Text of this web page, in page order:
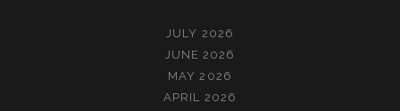
JULY 2026
JUNE 2026
MAY 2026
APRIL 2026